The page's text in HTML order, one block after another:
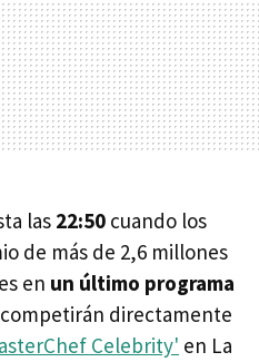
las 22:50 cuando los
de más de 2,6 millones
en un último programa
competirán directamente
Celebrity' en La